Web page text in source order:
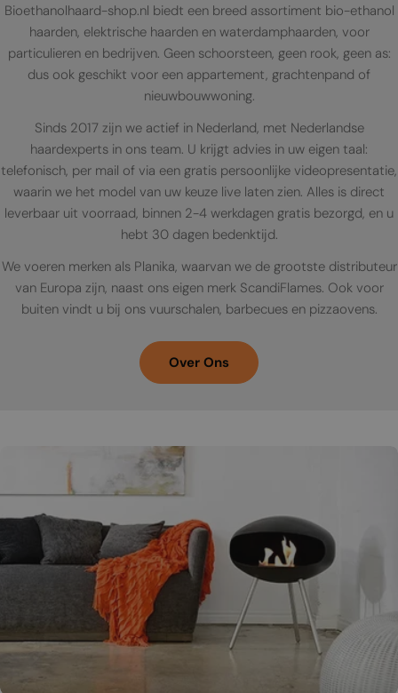
Bioethanolhaard-shop.nl biedt een breed assortiment bio-ethanol
haarden, elektrische haarden en waterdamphaarden, voor
particulieren en bedrijven. Geen schoorsteen, geen rook, geen as:
dus ook geschikt voor een appartement, grachtenpand of
nieuwbouwwoning.
Sinds 2017 zijn we actief in Nederland, met Nederlandse
haardexperts in ons team. U krijgt advies in uw eigen taal:
telefonisch, per mail of via een gratis persoonlijke videopresentatie,
waarin we het model van uw keuze live laten zien. Alles is direct
leverbaar uit voorraad, binnen 2-4 werkdagen gratis bezorgd, en u
hebt 30 dagen bedenktijd.
We voeren merken als Planika, waarvan we de grootste distributeur
van Europa zijn, naast ons eigen merk ScandiFlames. Ook voor
buiten vindt u bij ons vuurschalen, barbecues en pizzaovens.
Over Ons